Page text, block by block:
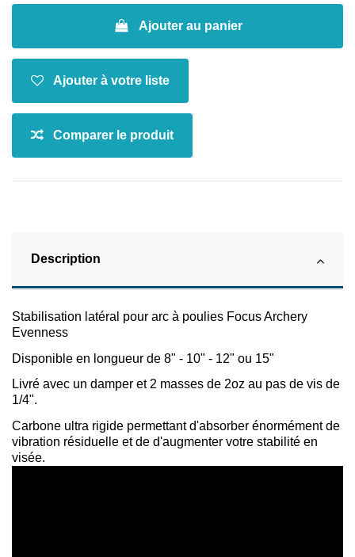
Ajouter au panier
Description
Stabilisation latéral pour arc à poulies Focus Archery
Evenness
Disponible en longueur de 8" - 10" - 12" ou 15"
Livré avec un damper et 2 masses de 2oz au pas de vis de
1/4".
Carbone ultra rigide permettant d'absorber énormément de
vibration résiduelle et de d'augmenter votre stabilité en
visée.